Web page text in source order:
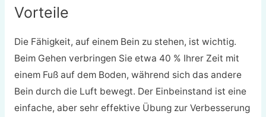
Vorteile
Die Fähigkeit, auf einem Bein zu stehen, ist wichtig.
Beim Gehen verbringen Sie etwa 40 % Ihrer Zeit mit
einem Fuß auf dem Boden, während sich das andere
Bein durch die Luft bewegt. Der Einbeinstand ist eine
einfache, aber sehr effektive Übung zur Verbesserung